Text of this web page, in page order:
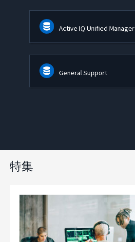
Active IQ Unified Manager
General Support
特集